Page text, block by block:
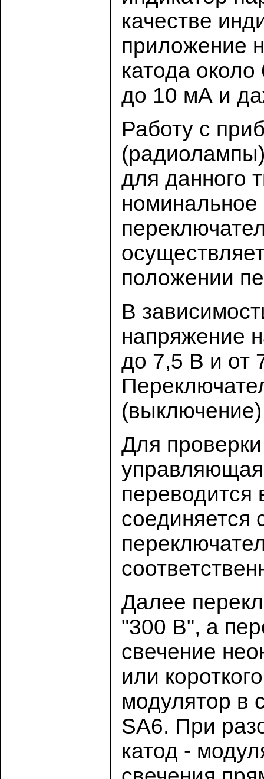
качестве
приложение
катода
до 10 мА и
Работу с
для данного
положении
В
напряжение
до 7,5 В и от
Для
управляющая
переводится
соединяется
Далее
"300 В", а
свечение
или
модулятор в
SA6. При
катод -